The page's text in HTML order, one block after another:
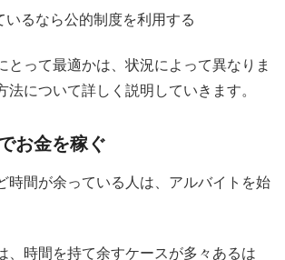
いるなら公的制度を利用する
とって最適かは、状況によって異なりま
法について詳しく説明していきます。
お金を稼ぐ
時間が余っている人は、アルバイトを始
、時間を持て余すケースが多々あるは